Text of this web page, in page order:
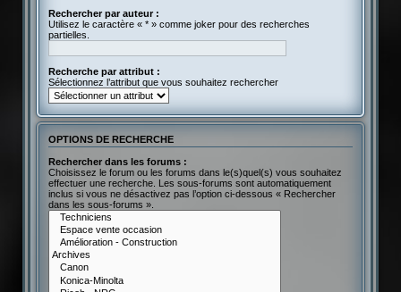
Rechercher par auteur :
Utilisez le caractère « * » comme joker pour des recherches
partielles.
Recherche par attribut :
Sélectionnez l’attribut que vous souhaitez rechercher
OPTIONS DE RECHERCHE
Rechercher dans les forums :
Choisissez le forum ou les forums dans le(s)quel(s) vous souhaitez
effectuer une recherche. Les sous-forums sont automatiquement
inclus si vous ne désactivez pas l’option ci-dessous « Rechercher
dans les sous-forums ».